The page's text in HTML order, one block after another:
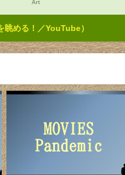
Art
眺める！／YouTube）